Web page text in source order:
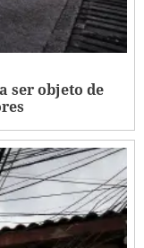
ser objeto de